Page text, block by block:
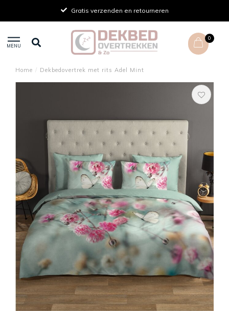
Gratis verzenden en retourneren
MENU
0
Home / Dekbedovertrek met rits Adel Mint